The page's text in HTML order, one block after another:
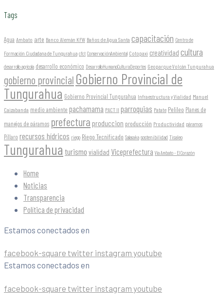
Tags
Agua Ambato arte Banco Alemán KFW Baños de Agua Santa capacitación Centro de
Formación Ciudadana de Tungurahua cfct ConservaciónAmbiental Cotopaxi creatividad cultura
desarrollo agrícola desarrollo económico DesarrolloHumanoCulturaDeportes Geoparque Volcán Tungurahua
gobierno provincial Gobierno Provincial de
Tungurahua Gobierno Provincial Tungurahua Infraestructura y Vialidad Manuel
Caizabanda medio ambiente pachamama PACT II parroquias Patate Pelileo Planes de
manejos de páramos prefectura produccion producción Productividad páramos
Píllaro recursos hídricos riego Riego Tecnificado Salasaka sostenibilidad Tisaleo
Tungurahua turismo vialidad Viceprefectura Vía Ambato - El Corazón
Home
Noticias
Transparencia
Política de privacidad
Estamos conectados en
facebook-square twitter instagram youtube
Estamos conectados en
facebook-square twitter instagram youtube